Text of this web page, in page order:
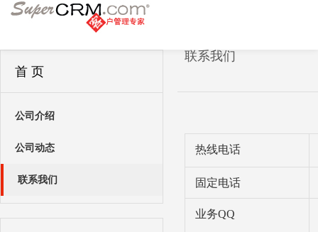
首 页
公司介绍
公司动态
联系我们
联系我们
热线电话
固定电话
业务QQ